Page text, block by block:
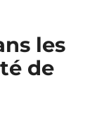
les
de